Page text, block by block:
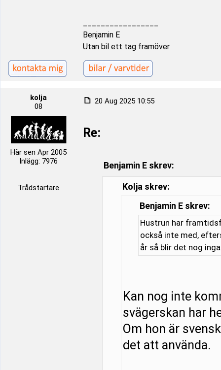
Benjamin E
Utan bil ett tag framöver
kolja
08
Här sen Apr 2005
Inlägg: 7976
Trådstartare
20 Aug 2025 10:55
Re:
Benjamin E skrev:
Kolja skrev:
Benjamin E skrev:
Hustrun har
också inte med,
år så blir det nog
Kan nog inte
svägerskan har
Om hon är
det att använda.